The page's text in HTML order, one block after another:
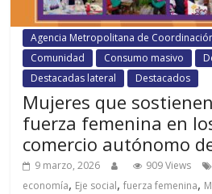
Agencia Metropolitana de
Comunidad
Consumo masivo
Destacadas lateral
Destacados
Mujeres que
fuerza femenina en
comercio autónomo
9 marzo, 2026 909 Views
economía, Eje social,fuerza femenina,